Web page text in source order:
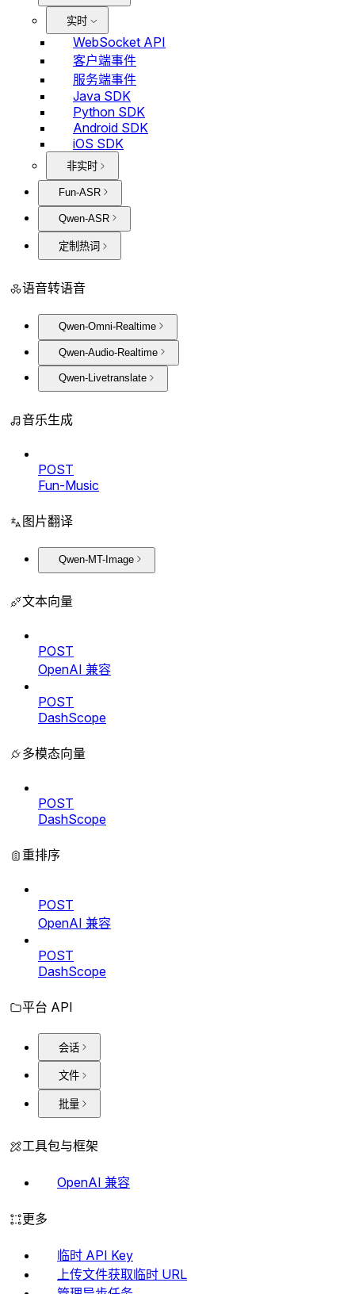
实时
WebSocket API
客户端事件
服务端事件
Java SDK
Python SDK
Android SDK
iOS SDK
非实时
Fun-ASR
Qwen-ASR
定制热词
语音转语音
Qwen-Omni-Realtime
Qwen-Audio-Realtime
Qwen-Livetranslate
音乐生成
POST
Fun-Music
图片翻译
Qwen-MT-Image
文本向量
POST
OpenAI 兼容
POST
DashScope
多模态向量
POST
DashScope
重排序
POST
OpenAI 兼容
POST
DashScope
平台 API
会话
文件
批量
工具包与框架
OpenAI 兼容
更多
临时 API Key
上传文件获取临时 URL